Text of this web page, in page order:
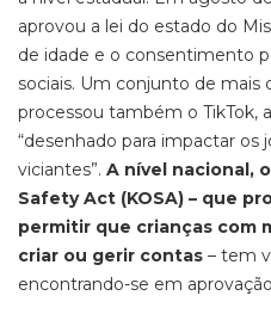
aprovou a lei do estado do
de idade e o consentimento
sociais. Um conjunto de mais
processou também o TikTok,
“desenhado para impactar
viciantes”. A nível nacional,
Safety Act (KOSA) – que
permitir que crianças com
criar ou gerir contas – tem
encontrando-se em